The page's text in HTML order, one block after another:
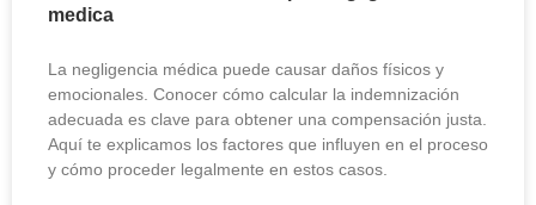
medica
La negligencia médica puede causar daños físicos y
emocionales. Conocer cómo calcular la indemnización
adecuada es clave para obtener una compensación justa.
Aquí te explicamos los factores que influyen en el proceso
y cómo proceder legalmente en estos casos.